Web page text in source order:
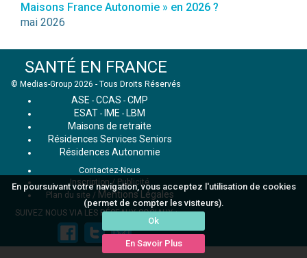
En poursuivant votre navigation, vous acceptez l'utilisation de cookies
(permet de compter les visiteurs).
Ok
En Savoir Plus
Maisons France Autonomie » en 2026 ?
mai 2026
SANTÉ EN FRANCE
© Medias-Group 2026 - Tous Droits Réservés
ASE - CCAS - CMP
ESAT - IME - LBM
Maisons de retraite
Résidences Services Seniors
Résidences Autonomie
Contactez-Nous
Inscription / Publicité
Plan du site / Mentions Légales
SUIVEZ NOUS VIA LES RÉSEAUX SOCIAUX :